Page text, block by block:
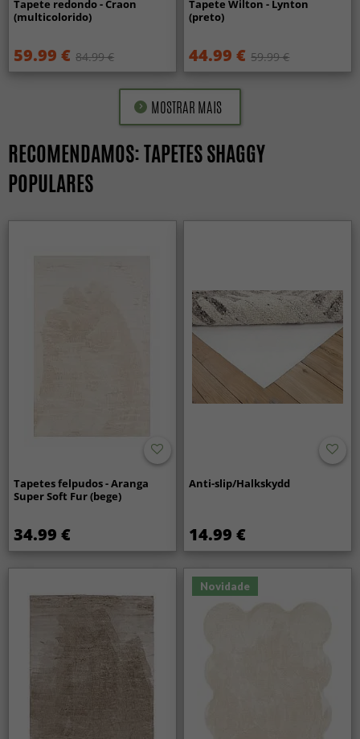
Tapete redondo - Craon
(multicolorido)
59.99 € 84.99 €
Tapete Wilton - Lynton
(preto)
44.99 € 59.99 €
MOSTRAR MAIS
RECOMENDAMOS: TAPETES SHAGGY
POPULARES
Tapetes felpudos - Aranga
Super Soft Fur (bege)
34.99 €
Anti-slip/Halkskydd
14.99 €
Novidade